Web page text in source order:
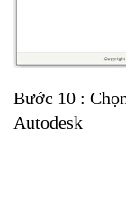
Bước 10 :
Autodesk